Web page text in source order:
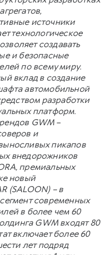
источники
технологическое
создавать
и безопасные
по всему миру.
вклад в создание
автомобильной
разработки
платформ.
GWM –
и
пикапов
внедорожников
премиальных
новый
(SALOON) – в
современных
в более чем 60
GWM входят 80
включает более 60
лет подряд